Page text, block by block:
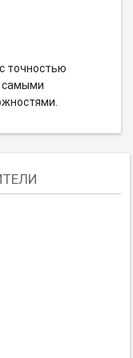
точностью
самыми